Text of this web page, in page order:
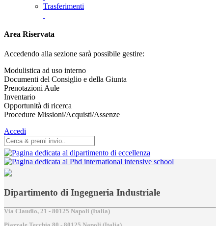
Trasferimenti
Area Riservata
Accedendo alla sezione sarà possibile gestire:
Modulistica ad uso interno
Documenti del Consiglio e della Giunta
Prenotazioni Aule
Inventario
Opportunità di ricerca
Procedure Missioni/Acquisti/Assenze
Accedi
Dipartimento di Ingegneria Industriale
Via Claudio, 21 - 80125 Napoli (Italia)